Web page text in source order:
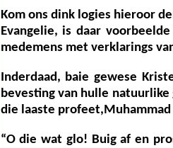
Kom ons dink logies hieroor
Evangelie, is daar
medemens met verklarings
Inderdaad, baie gewese
bevesting van hulle
die laaste
“O die wat glo! Buig af en